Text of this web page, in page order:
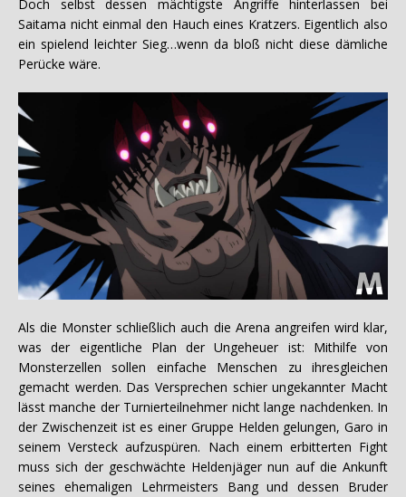
Doch selbst dessen mächtigste Angriffe hinterlassen bei
Saitama nicht einmal den Hauch eines Kratzers. Eigentlich also
ein spielend leichter Sieg…wenn da bloß nicht diese dämliche
Perücke wäre.
Als die Monster schließlich auch die Arena angreifen wird klar,
was der eigentliche Plan der Ungeheuer ist: Mithilfe von
Monsterzellen sollen einfache Menschen zu ihresgleichen
gemacht werden. Das Versprechen schier ungekannter Macht
lässt manche der Turnierteilnehmer nicht lange nachdenken. In
der Zwischenzeit ist es einer Gruppe Helden gelungen, Garo in
seinem Versteck aufzuspüren. Nach einem erbitterten Fight
muss sich der geschwächte Heldenjäger nun auf die Ankunft
seines ehemaligen Lehrmeisters Bang und dessen Bruder